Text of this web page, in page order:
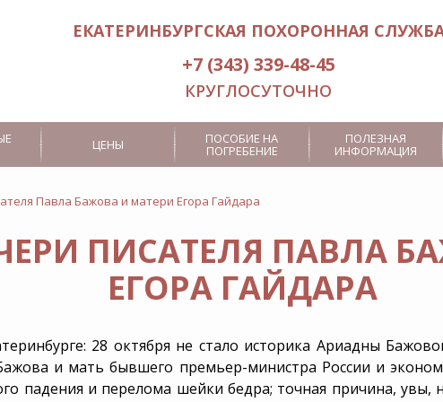
ЕКАТЕРИНБУРГСКАЯ ПОХОРОННАЯ
+7 (343) 339-48-45
КРУГЛОСУТОЧНО
в
Услуги носильщиков гроба
Заказ похоронного
оркестра
Заказ ритуального лифта
Кремация
Дополнительные
услуги
Эксгумация
ЦЕНЫ ПОСОБИЕ НА
ПОГРЕБЕНИЕ
ПОЛЕЗНАЯ
ИНФОРМАЦИЯ
Павла Бажова и матери Егора Гайдара
ПИСАТЕЛЯ ПАВЛА
ЕГОРА ГАЙДАРА
28 октября не стало историка Ариадны
и мать бывшего премьер-министра России и
падения и перелома шейки бедра; точная причина, увы,